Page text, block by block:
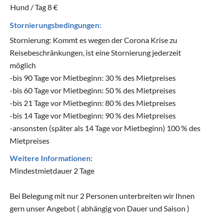
Hund / Tag 8 €
Stornierungsbedingungen:
Stornierung: Kommt es wegen der Corona Krise zu
Reisebeschränkungen, ist eine Stornierung jederzeit
möglich
-bis 90 Tage vor Mietbeginn: 30 % des Mietpreises
-bis 60 Tage vor Mietbeginn: 50 % des Mietpreises
-bis 21 Tage vor Mietbeginn: 80 % des Mietpreises
-bis 14 Tage vor Mietbeginn: 90 % des Mietpreises
-ansonsten (später als 14 Tage vor Mietbeginn) 100 % des
Mietpreises
Weitere Informationen:
Mindestmietdauer 2 Tage
Bei Belegung mit nur 2 Personen unterbreiten wir Ihnen
gern unser Angebot ( abhängig von Dauer und Saison )